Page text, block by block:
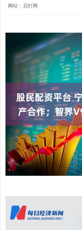
网站：启灯网